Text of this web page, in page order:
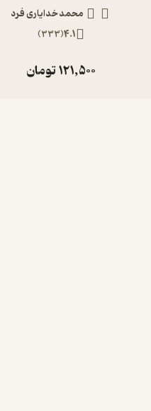
محمد خدایاری فرد
4.1
(
333
)
121,500تومان